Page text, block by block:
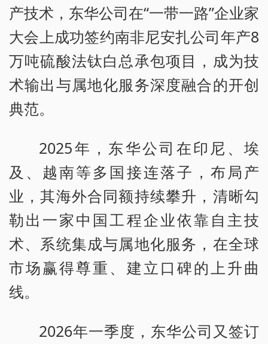
产技术，东华公司在“一带一路”企业家
大会上成功签约南非尼安扎公司年产8
万吨硫酸法钛白总承包项目，成为技
术输出与属地化服务深度融合的开创
典范。
2025年，东华公司在印尼、埃
及、越南等多国接连落子，布局产
业，其海外合同额持续攀升，清晰勾
勒出一家中国工程企业依靠自主技
术、系统集成与属地化服务，在全球
市场赢得尊重、建立口碑的上升曲
线。
2026年一季度，东华公司又签订